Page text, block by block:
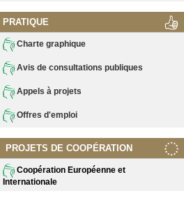
PRATIQUE
Charte graphique
Avis de consultations publiques
Appels à projets
Offres d'emploi
PROJETS DE COOPÉRATION
Coopération Européenne et
Internationale